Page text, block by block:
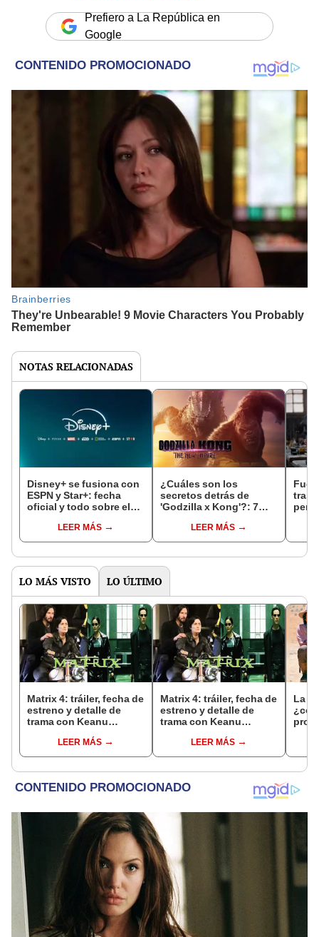
Prefiero a La República en
Google
NOTAS RELACIONADAS
Disney+ se fusiona con
ESPN y Star+: fecha
oficial y todo sobre el
LEER MÁS
¿Cuáles son los
secretos detrás de
'Godzilla x Kong'?: 7
LEER MÁS
Fue
tras
LO MÁS VISTO LO ÚLTIMO
Matrix 4: tráiler, fecha de
estreno y detalle de
trama con Keanu
LEER MÁS
Matrix 4: tráiler, fecha de
estreno y detalle de
trama con Keanu
LEER MÁS
La